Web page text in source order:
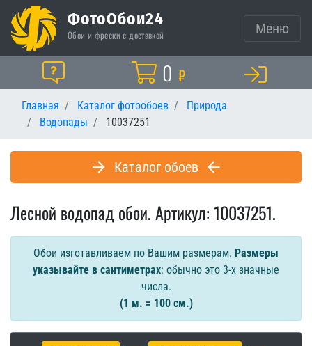
ФотоОбои24
Обои и фрески с доставкой Меню
Помощь Корзина
0 ₽
Главная Каталог фотообоев
Природа
Водопады
10037251
Каталог обоев
Лесной водопад обои. Артикул: 10037251.
Обои изготавливаем по Вашим размерам. Размеры
указывайте в сантиметрах: обычно это 3-х значные
числа.
(1 м. = 100 см.)